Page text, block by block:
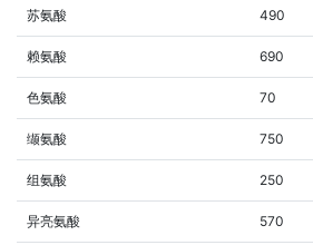
苏氨酸 490
赖氨酸 690
色氨酸 70
缬氨酸 750
组氨酸 250
异亮氨酸 570